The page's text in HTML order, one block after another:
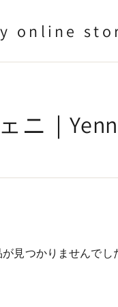
online
ニ｜
見つかりませんでし